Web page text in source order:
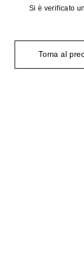
Si è verificato
Torna al